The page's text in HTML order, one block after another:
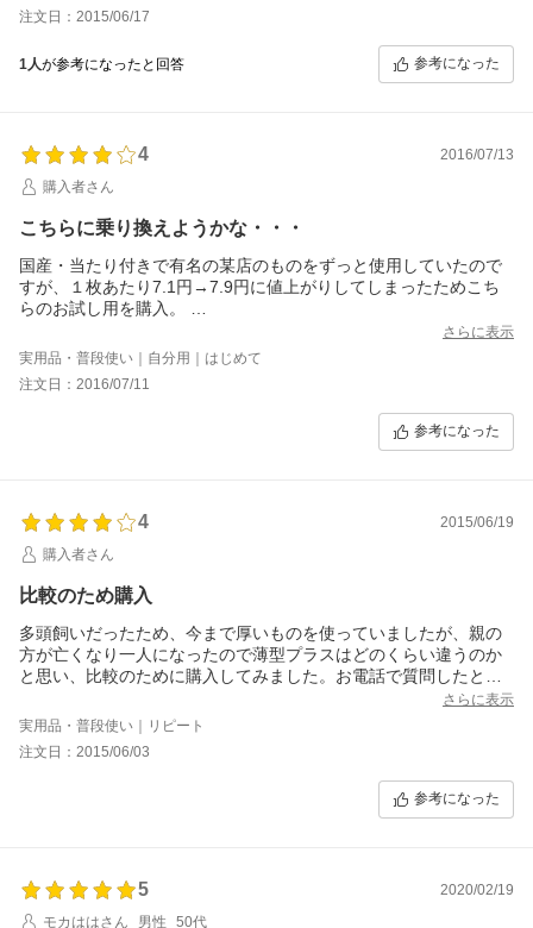
注文日：2015/06/17
1人が参考になったと回答 参考になった
4
2016/07/13
購入者さん
こちらに乗り換えようかな・・・
国産・当たり付きで有名の某店のものをずっと使用していたので
すが、１枚あたり7.1円→7.9円に値上がりしてしまったためこち
らのお試し用を購入。
比べてみるとやはり若干薄く、吸収力もギリッギリの許容範囲
内。ボストンテリア9.6kg♂の朝一チッコが溢れる寸前。ですが持
ち上げてもポタポタ垂れることもなく、裏漏れもなし。消臭効果
もそこそこ。日中のマーキング程度なら2回分OKの時もあり。
某店のものは17g/枚、こちらは15g/枚。こちらより安い、薄いも
さらに表示
実用品・普段使い｜自分用｜はじめて
注文日：2016/07/11
参考になった
4
2015/06/19
購入者さん
比較のため購入
多頭飼いだったため、今まで厚いものを使っていましたが、親の
方が亡くなり一人になったので薄型プラスはどのくらい違うのか
と思い、比較のために購入してみました。お電話で質問したとき
は、薄型とプラスでは数値的にはプラスの方が厚く作っているが
わからないという方もいるとのことでしたが、今まで厚型だった
のでやはり頼りなく感じたことは事実です。長時間留守にすると
きや夜は今まで通り、自宅にいられる時ですぐに変えてあげられ
るときは薄型プラスにするよう使い分けをしていこうと思いま
す。ですが、やはり面倒なので、次回は従来通り、厚いものを購
さらに表示
実用品・普段使い｜リピート
注文日：2015/06/03
参考になった
5
2020/02/19
モカははさん
男性 50代